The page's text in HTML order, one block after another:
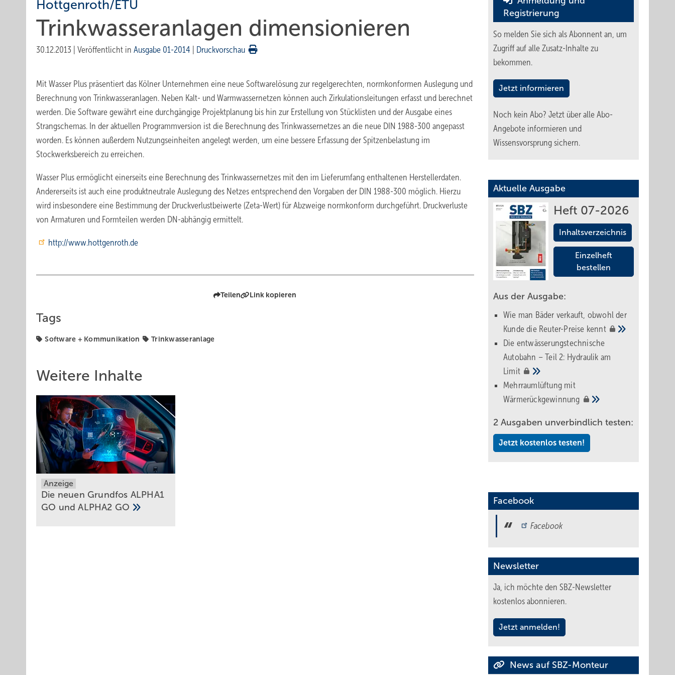
Hottgenroth/ETU
Trinkwasseranlagen dimensionieren
30.12.2013 Veröffentlicht in Ausgabe 01-2014 Druckvorschau
Mit Wasser Plus präsentiert das Kölner Unternehmen eine neue Softwarelösung zur regelgerechten, normkonformen Auslegung und
Berechnung von Trinkwasseranlagen. Neben Kalt- und Warmwassernetzen können auch Zirkulationsleitungen erfasst und berechnet
werden. Die Software gewährt eine durchgängige Projektplanung bis hin zur Erstellung von Stücklisten und der Ausgabe eines
Strangschemas. In der aktuellen Programmversion ist die Berechnung des Trinkwassernetzes an die neue DIN 1988-300 angepasst
worden. Es können außerdem Nutzungseinheiten angelegt werden, um eine bessere Erfassung der Spitzenbelastung im
Stockwerksbereich zu erreichen.
Wasser Plus ermöglicht einerseits eine Berechnung des Trinkwassernetzes mit den im Lieferumfang enthaltenen Herstellerdaten.
Andererseits ist auch eine produktneutrale Auslegung des Netzes entsprechend den Vorgaben der DIN 1988-300 möglich. Hierzu
wird insbesondere eine Bestimmung der Druckverlustbeiwerte (Zeta-Wert) für Abzweige normkonform durchgeführt. Druckverluste
von Armaturen und Formteilen werden DN-abhängig ermittelt.
http://www.hottgenroth.de
Teilen Link kopieren
Tags
Software + Kommunikation Trinkwasseranlage
Weitere Inhalte
Anzeige
Die neuen Grundfos ALPHA1
GO und ALPHA2 GO
Registrierung
So melden Sie sich als Abonnent an, um
Zugriff auf alle Zusatz-Inhalte zu
bekommen.
Jetzt informieren
Noch kein Abo? Jetzt über alle Abo-
Angebote informieren und
Wissensvorsprung sichern.
Aktuelle Ausgabe
Heft 07-2026
Inhaltsverzeichnis
Einzelheft
bestellen
Aus der Ausgabe:
Wie man Bäder verkauft, obwohl der
Kunde die Reuter-Preise kennt
Die entwässerungstechnische
Autobahn – Teil 2: Hydraulik am
Limit
Mehrraumlüftung mit
Wärmerückgewinnung
2 Ausgaben unverbindlich testen:
Jetzt kostenlos testen!
Facebook
Facebook
Newsletter
Ja, ich möchte den SBZ-Newsletter
kostenlos abonnieren.
Jetzt anmelden!
News auf SBZ-Monteur